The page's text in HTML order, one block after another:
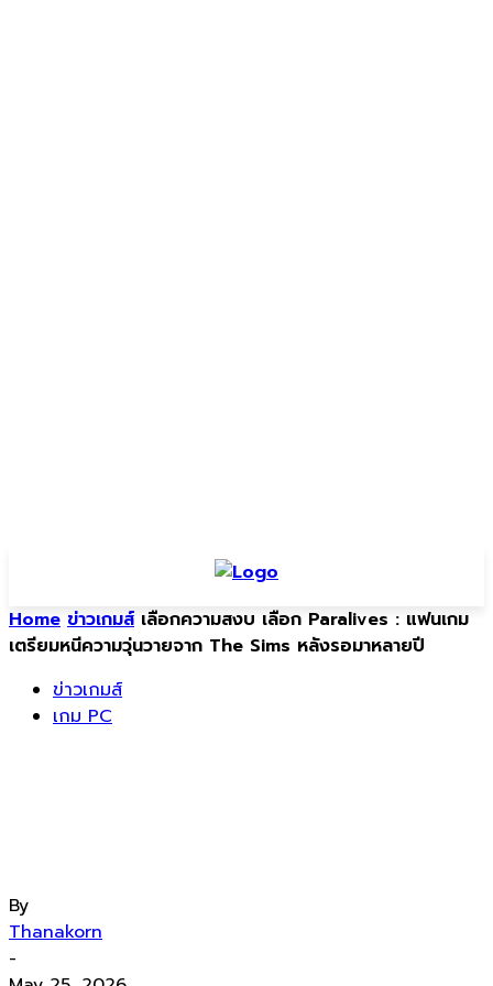
Home ข่าวเกมส์ เลือกความสงบ เลือก Paralives : แฟนเกม
เตรียมหนีความวุ่นวายจาก The Sims หลังรอมาหลายปี
ข่าวเกมส์
เกม PC
By
Thanakorn
-